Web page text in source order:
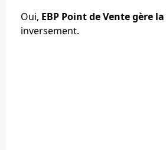
Oui, EBP Point de Vente gère
inversement.